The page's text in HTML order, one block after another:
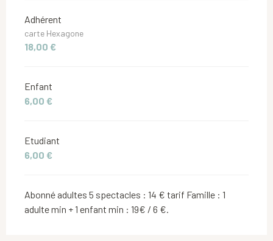
Adhérent
carte Hexagone
18,00 €
Enfant
6,00 €
Etudiant
6,00 €
Abonné adultes 5 spectacles : 14 € tarif Famille : 1
adulte min + 1 enfant min : 19€ / 6 €.